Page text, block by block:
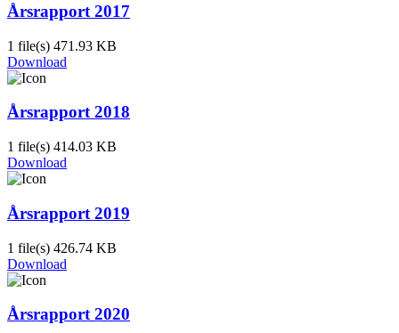
Årsrapport 2017
1 file(s) 471.93 KB
Download
Årsrapport 2018
1 file(s) 414.03 KB
Download
Årsrapport 2019
1 file(s) 426.74 KB
Download
Årsrapport 2020